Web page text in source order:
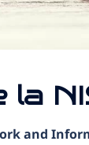
la
and